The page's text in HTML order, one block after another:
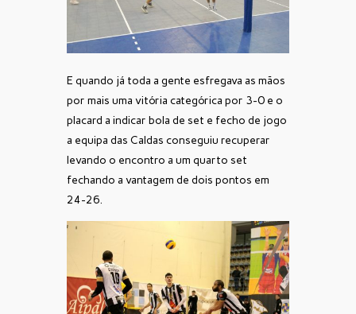
E quando já toda a gente esfregava as mãos
por mais uma vitória categórica por 3-0 e o
placard a indicar bola de set e fecho de jogo
a equipa das Caldas conseguiu recuperar
levando o encontro a um quarto set
fechando a vantagem de dois pontos em
24-26.